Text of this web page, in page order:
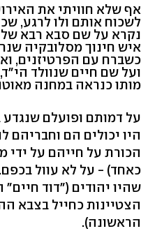
אף שלא חוויתי את
לשכוח אותם ולו לרגע,
נקרא על שם סבא רבא
איש חינוך מסלובקיה
כשברח עם הפרטיזנים,
ועל שם חיים שנוולד
מותו כנראה במחנה
על דמותם ופועלם שנגדע
היו יכולים הם וחבריהם
הכורת על חייהם על ידי
כאחד) - על לא עוול
שהיו יהודים ("דוד
הצטיינות כחייל בצבא
הראשונה).